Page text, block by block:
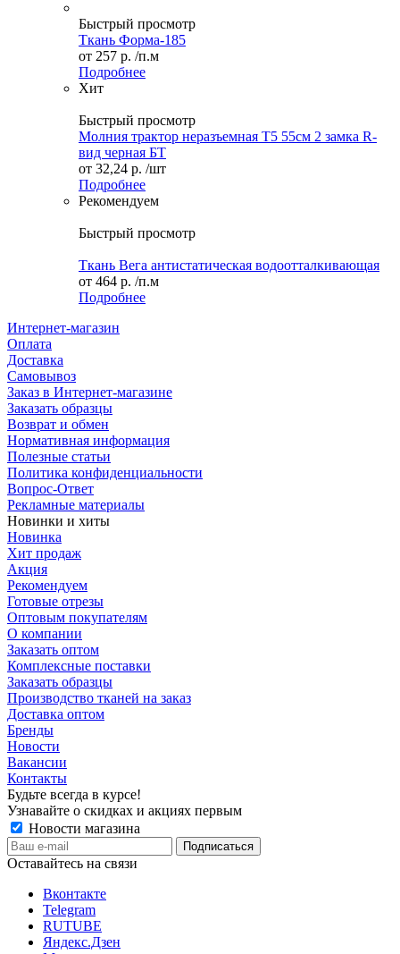
Быстрый просмотр
Ткань Форма-185
от 257 р. /п.м
Подробнее
Хит
Быстрый просмотр
Молния трактор неразъемная Т5 55см 2 замка R-
вид черная БТ
от 32,24 р. /шт
Подробнее
Рекомендуем
Быстрый просмотр
Ткань Вега антистатическая водоотталкивающая
от 464 р. /п.м
Подробнее
Интернет-магазин
Оплата
Доставка
Самовывоз
Заказ в Интернет-магазине
Заказать образцы
Возврат и обмен
Нормативная информация
Полезные статьи
Политика конфиденциальности
Вопрос-Ответ
Рекламные материалы
Новинки и хиты
Новинка
Хит продаж
Акция
Рекомендуем
Готовые отрезы
Оптовым покупателям
О компании
Заказать оптом
Комплексные поставки
Заказать образцы
Производство тканей на заказ
Доставка оптом
Бренды
Новости
Вакансии
Контакты
Будьте всегда в курсе!
Узнавайте о скидках и акциях первым
Новости магазина
Оставайтесь на связи
Вконтакте
Telegram
RUTUBE
Яндекс.Дзен